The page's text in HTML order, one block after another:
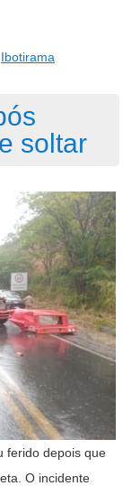
Ibotirama
soltar
ferido depois que
O incidente